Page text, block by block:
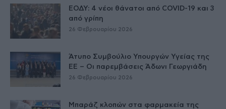
ΕΟΔΥ: 4 νέοι θάνατοι από COVID-19 και 3
από γρίπη
26 Φεβρουαρίου 2026
Άτυπο Συμβούλιο Υπουργών Υγείας της
ΕE – Οι παρεμβάσεις Άδωνι Γεωργιάδη
26 Φεβρουαρίου 2026
Μπαράζ κλοπών στα φαρμακεία της